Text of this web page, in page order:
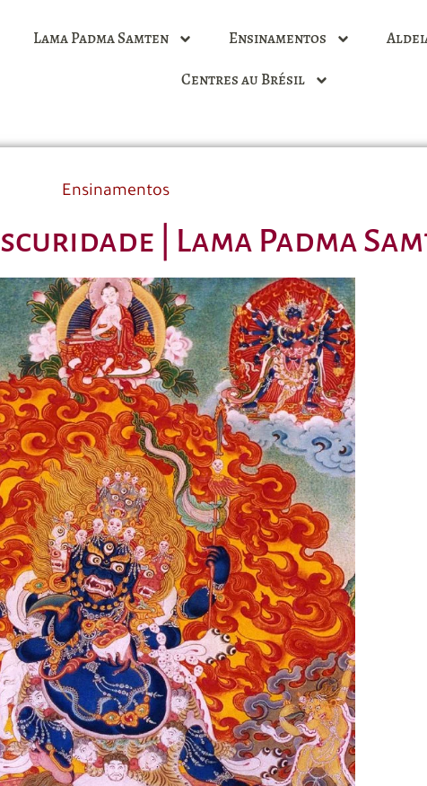
Lama Padma Samten Ensinamentos
Centres au Brésil
Ensinamentos
| Lama Padma